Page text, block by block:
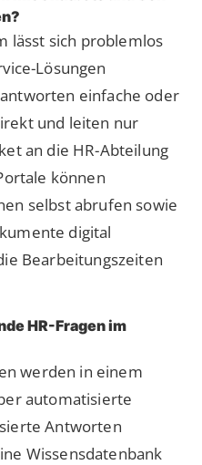
lässt sich problemlos
Lösungen
einfache oder
und leiten nur
an die HR-Abteilung
können
selbst abrufen sowie
digital
Bearbeitungszeiten
HR-Fragen im
werden in einem
automatisierte
Antworten
Wissensdatenbank